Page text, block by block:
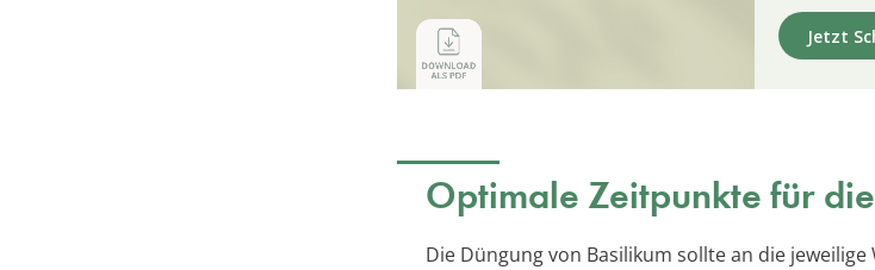
Jetzt
Optimale Zeitpunkte für
Die Düngung von Basilikum sollte an die